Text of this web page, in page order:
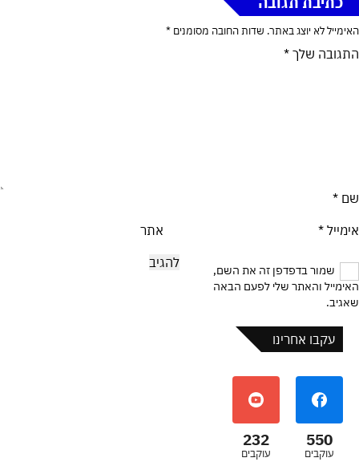
האימייל לא יוצג באתר. שדות החובה מסומנים *
התגובה שלך *
שם *
אימייל * אתר
שמור בדפדפן זה את השם,
האימייל והאתר שלי לפעם הבאה
שאגיב.
עקבו אחרינו
550
עוקבים
232
עוקבים